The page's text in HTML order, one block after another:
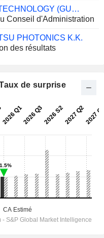
DELTON TECHNOLOGY (GUANGZHOU) INC.
Conseil d'Administration
PHOTONICS K.K.
des résultats
de surprise